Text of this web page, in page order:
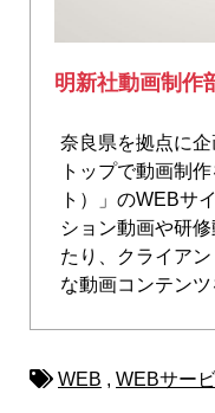
明新社動画制作
奈良県を拠点に
トップで動画制
ト）」のWEBサ
ション動画や研
たり、クライア
な動画コンテンツ
WEB , WEBサー